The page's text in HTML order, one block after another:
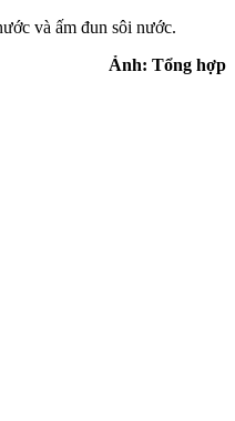
và ấm đun sôi nước.
Ảnh: Tổng hợp